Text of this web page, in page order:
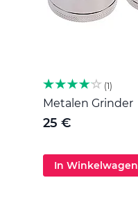
1
Metalen Grinder
25 €
In Winkelwagen